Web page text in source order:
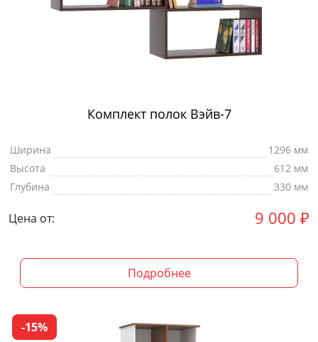
Комплект полок Вэйв-7
Ширина
1296 мм
Высота
612 мм
Глубина
330 мм
Цена от: 9 000 ₽
Подробнее
-15%